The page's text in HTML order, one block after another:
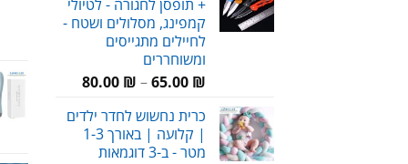
עד
+ תופסן לחגורה - לטיולי
קמפינג, מסלולים ושטח -
לחיילים מתגייסים
ומשוחררים
65.00 ₪
–
80.00 ₪
טווח
כרית נחשוש לחדר ילדים
| קלועה | באורך 1-3
מטר - ב-3 דוגמאות